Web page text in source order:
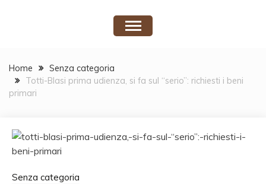
Home
Senza categoria
Totti-Blasi prima udienza, si fa sul “serio”: richiesti i beni
primari
Senza categoria